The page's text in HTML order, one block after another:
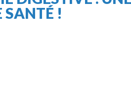
SANTÉ !